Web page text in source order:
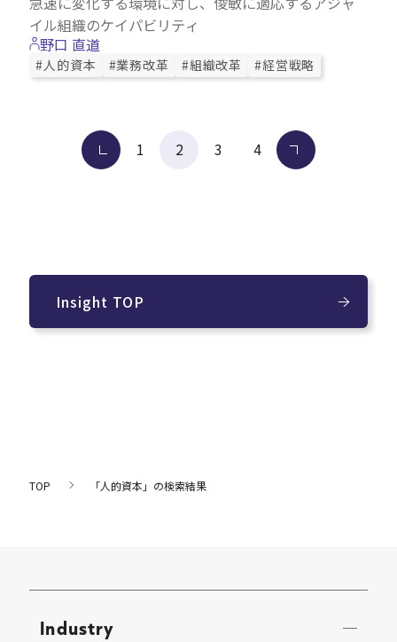
イル組織のケイパビリティ
野口 直道
#人的資本 #業務改革 #組織改革 #経営戦略
り
前へ 1 2 3 4 次へ
Insight TOP
TOP 「人的資本」の検索結果
Industry